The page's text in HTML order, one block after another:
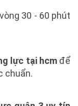
30 - 60 phút
lực tại hcmđể
chuẩn.